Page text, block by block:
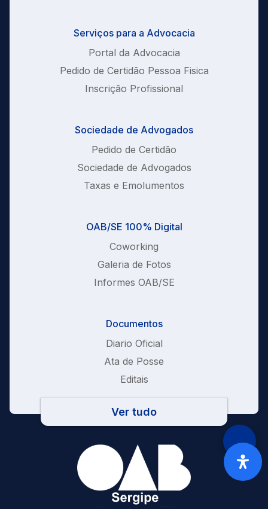
Serviços para a Advocacia
Portal da Advocacia
Pedido de Certidão Pessoa Fisica
Inscrição Profissional
Sociedade de Advogados
Pedido de Certidão
Sociedade de Advogados
Taxas e Emolumentos
OAB/SE 100% Digital
Coworking
Galeria de Fotos
Informes OAB/SE
Documentos
Diario Oficial
Ata de Posse
Editais
Ver tudo